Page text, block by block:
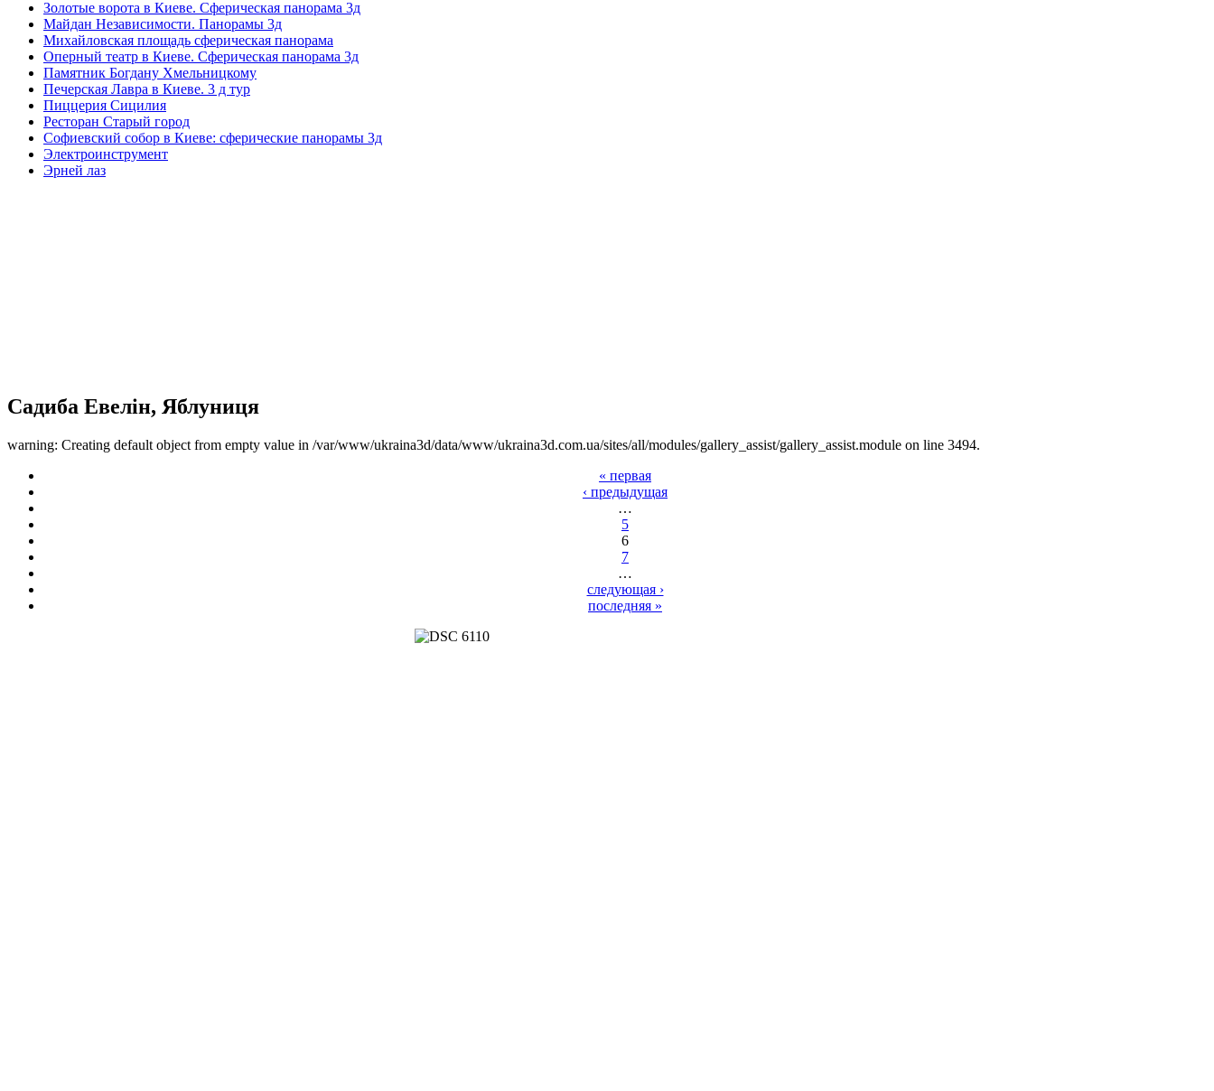
Золотые ворота в Киеве. Сферическая панорама 3д
Майдан Независимости. Панорамы 3д
Михайловская площадь сферическая панорама
Оперный театр в Киеве. Сферическая панорама 3д
Памятник Богдану Хмельницкому
Печерская Лавра в Киеве. 3 д тур
Пиццерия Сицилия
Ресторан Старый город
Софиевский собор в Киеве: сферические панорамы 3д
Электроинструмент
Эрней лаз
Садиба Евелін, Яблуниця
warning: Creating default object from empty value in /var/www/ukraina3d/data/www/ukraina3d.com.ua/sites/all/modules/gallery_assist/gallery_assist.module on line 3494.
« первая
‹ предыдущая
…
5
6
7
…
следующая ›
последняя »